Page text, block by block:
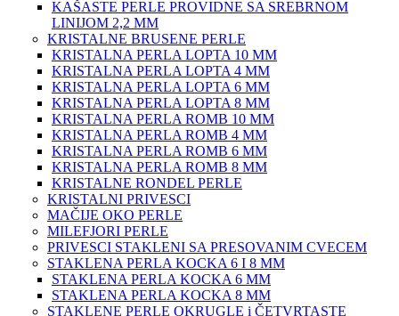
KAŠASTE PERLE PROVIDNE SA SREBRNOM
LINIJOM 2,2 MM
KRISTALNE BRUSENE PERLE
KRISTALNA PERLA LOPTA 10 MM
KRISTALNA PERLA LOPTA 4 MM
KRISTALNA PERLA LOPTA 6 MM
KRISTALNA PERLA LOPTA 8 MM
KRISTALNA PERLA ROMB 10 MM
KRISTALNA PERLA ROMB 4 MM
KRISTALNA PERLA ROMB 6 MM
KRISTALNA PERLA ROMB 8 MM
KRISTALNE RONDEL PERLE
KRISTALNI PRIVESCI
MAČIJE OKO PERLE
MILEFJORI PERLE
PRIVESCI STAKLENI SA PRESOVANIM CVECEM
STAKLENA PERLA KOCKA 6 I 8 MM
STAKLENA PERLA KOCKA 6 MM
STAKLENA PERLA KOCKA 8 MM
STAKLENE PERLE OKRUGLE i ČETVRTASTE